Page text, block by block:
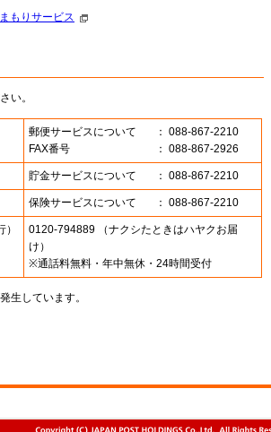
もりサービス
い。
郵便サービスについて
： 088-867-2210
FAX番号
： 088-867-2926
貯金サービスについて ： 088-867-2210
保険サービスについて ： 088-867-2210
0120-794889 （ナクシたときはハヤクお届
け）
※通話料無料・年中無休・24時間受付
生しています。